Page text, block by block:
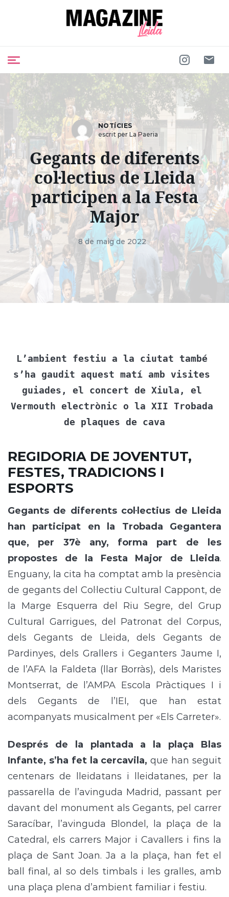
NOTÍCIES
escrit per La Paeria
Gegants de diferents
col·lectius de Lleida
participen a la Festa
Major
8 de maig de 2022
L’ambient festiu a la ciutat també
s’ha gaudit aquest matí amb visites
guiades, el concert de Xiula, el
Vermouth electrònic o la XII Trobada
de plaques de cava
REGIDORIA DE JOVENTUT,
FESTES, TRADICIONS I
ESPORTS
Gegants de diferents col·lectius de Lleida
han participat en la Trobada Gegantera
que, per 37è any, forma part de les
propostes de la Festa Major de Lleida.
Enguany, la cita ha comptat amb la presència
de gegants del Col·lectiu Cultural Cappont, de
la Marge Esquerra del Riu Segre, del Grup
Cultural Garrigues, del Patronat del Corpus,
dels Gegants de Lleida, dels Gegants de
Pardinyes, dels Grallers i Geganters Jaume I,
de l’AFA la Faldeta (llar Borràs), dels Maristes
Montserrat, de l’AMPA Escola Pràctiques I i
dels Gegants de l’IEI, que han estat
acompanyats musicalment per «Els Carreter».
Després de la plantada a la plaça Blas
Infante, s’ha fet la cercavila,que han seguit
centenars de lleidatans i lleidatanes, per la
passarel·la de l’avinguda Madrid, passant per
davant del monument als Gegants, pel carrer
Saracíbar, l’avinguda Blondel, la plaça de la
Catedral, els carrers Major i Cavallers i fins la
plaça de Sant Joan. Ja a la plaça, han fet el
ball final, al so dels timbals i les gralles, amb
una plaça plena d’ambient familiar i festiu.